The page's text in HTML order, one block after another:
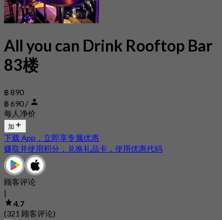
All you can Drink Rooftop Bar
83楼
฿ 890
฿ 690 /
每人净价
加
下载 App，立即享专属优惠
赚取并使用积分，兑换礼品卡，使用优惠代码
顾客评论
|
4.7
(321 顾客评论)